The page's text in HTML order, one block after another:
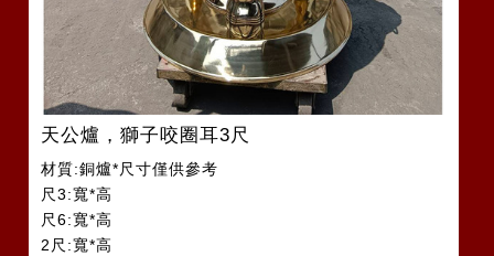
天公爐，獅子咬圈耳3尺
材質:銅爐*尺寸僅供參考
尺3:寬*高
尺6:寬*高
2尺:寬*高